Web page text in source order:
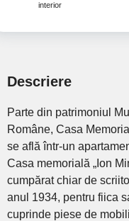
interior
Descriere
Parte din patrimoniul
Române, Casa
se află într-un
Casa memorială „Ion
cumpărat chiar de
anul 1934, pentru fiica
cuprinde piese de